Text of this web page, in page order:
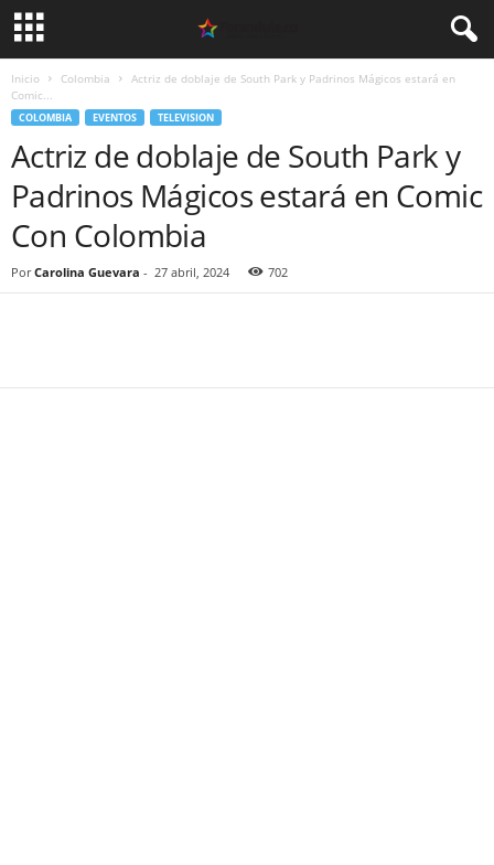
Inicio Colombia
Actriz de doblaje de South Park y Padrinos Mágicos estará en
Comic...
COLOMBIA EVENTOS TELEVISION
Actriz de doblaje de South Park y
Padrinos Mágicos estará en Comic
Con Colombia
Por Carolina Guevara - 27 abril, 2024 702